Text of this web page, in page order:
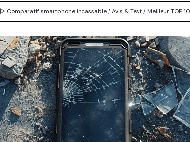
▷ Comparatif smartphone incassable / Avis & Test / Meilleur TOP 10